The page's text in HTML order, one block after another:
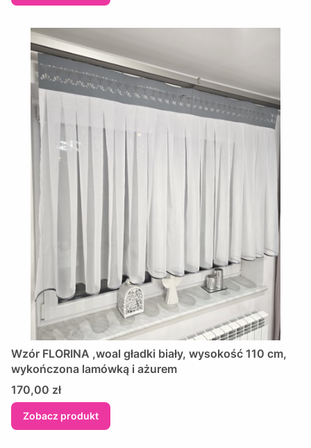
Wzór FLORINA ,woal gładki biały, wysokość 110 cm,
wykończona lamówką i ażurem
Cena
170,00 zł
Zobacz produkt